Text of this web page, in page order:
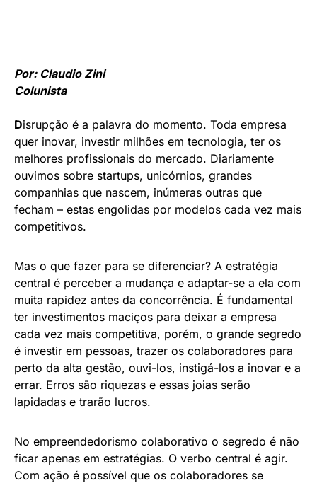
Por: Claudio Zini
Colunista
Disrupção é a palavra do momento. Toda empresa
quer inovar, investir milhões em tecnologia, ter os
melhores profissionais do mercado. Diariamente
ouvimos sobre startups, unicórnios, grandes
companhias que nascem, inúmeras outras que
fecham – estas engolidas por modelos cada vez mais
competitivos.
Mas o que fazer para se diferenciar? A estratégia
central é perceber a mudança e adaptar-se a ela com
muita rapidez antes da concorrência. É fundamental
ter investimentos maciços para deixar a empresa
cada vez mais competitiva, porém, o grande segredo
é investir em pessoas, trazer os colaboradores para
perto da alta gestão, ouvi-los, instigá-los a inovar e a
errar. Erros são riquezas e essas joias serão
lapidadas e trarão lucros.
No empreendedorismo colaborativo o segredo é não
ficar apenas em estratégias. O verbo central é agir.
Com ação é possível que os colaboradores se